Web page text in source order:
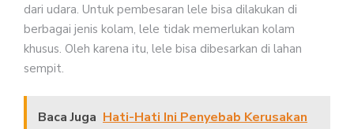
dari udara. Untuk pembesaran lele bisa dilakukan di
berbagai jenis kolam, lele tidak memerlukan kolam
khusus. Oleh karena itu, lele bisa dibesarkan di lahan
sempit.
Baca Juga Hati-Hati Ini Penyebab Kerusakan